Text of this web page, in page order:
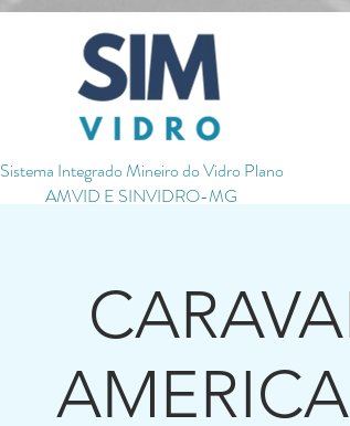
Sistema Integrado Mineiro do Vidro Plano
AMVID E SINVIDRO-MG